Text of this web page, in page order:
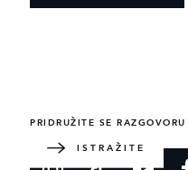
ISTRAŽITE
PRIDRUŽITE SE RAZGOVORU